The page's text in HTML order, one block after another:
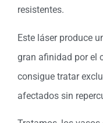
resistentes.
Este láser produce
gran afinidad por el
consigue tratar
afectados sin